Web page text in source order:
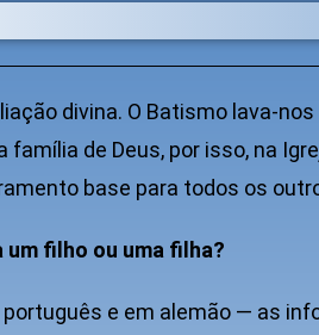
divina. O Batismo lava-
família de Deus, por isso, na
base para todos os
um filho ou uma filha?
e em alemão — as